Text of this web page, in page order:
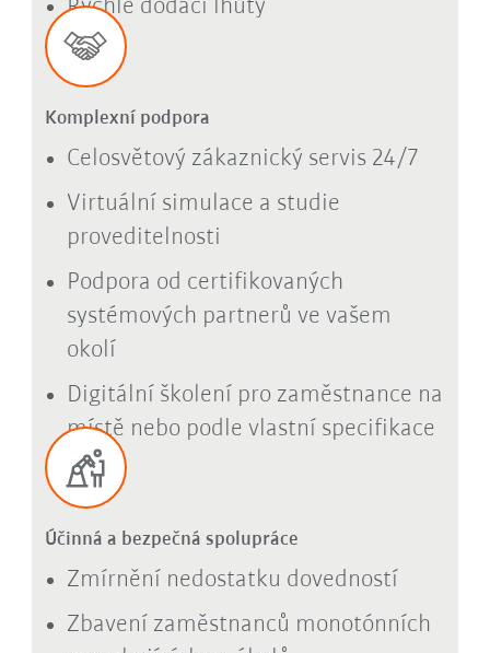
Rychlé dodací lhůty
Komplexní podpora
Celosvětový zákaznický servis 24/7
Virtuální simulace a studie
proveditelnosti
Podpora od certifikovaných
systémových partnerů ve vašem
okolí
Digitální školení pro zaměstnance na
místě nebo podle vlastní specifikace
Účinná a bezpečná spolupráce
Zmírnění nedostatku dovedností
Zbavení zaměstnanců monotónních